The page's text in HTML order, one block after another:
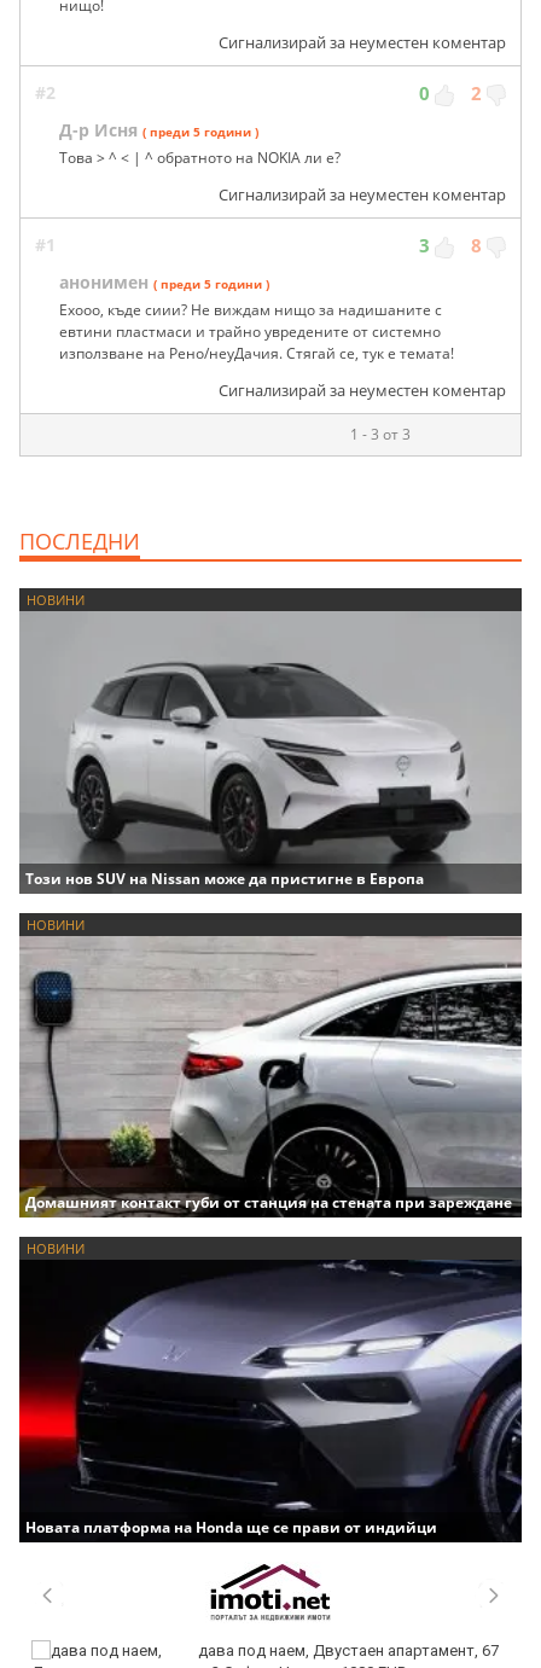
нищо!
Сигнализирай за неуместен коментар
#2 0 2
Д-р Исня ( преди 5 години )
Това > ^ < | ^ обратното на NOKIA ли е?
Сигнализирай за неуместен коментар
#1 3 8
анонимен ( преди 5 години )
Ехооо, къде сиии? Не виждам нищо за надишаните с
евтини пластмаси и трайно увредените от системно
използване на Рено/неуДачия. Стягай се, тук е темата!
Сигнализирай за неуместен коментар
1 - 3 от 3
ПОСЛЕДНИ
НОВИНИ
Този нов SUV на Nissan може да пристигне в Европа
НОВИНИ
Домашният контакт губи от станция на стената при зареждане
НОВИНИ
Новата платформа на Honda ще се прави от индийци
дава под наем, Двустаен апартамент, 67